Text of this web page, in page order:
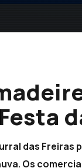
das Freiras
Os